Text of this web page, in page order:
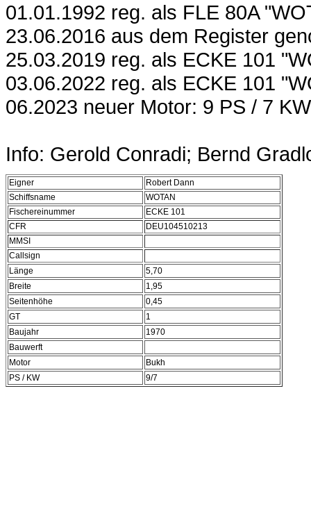
01.01.1992 reg. als FLE 80A
23.06.2016 aus dem Register
25.03.2019 reg. als ECKE 101
03.06.2022 reg. als ECKE 101
06.2023 neuer Motor: 9 PS / 7
Info: Gerold Conradi; Bernd
Eigner
Robert Dann
Schiffsname
WOTAN
Fischereinummer
ECKE 101
CFR
DEU104510213
MMSI
Callsign
Länge
5,70
Breite
1,95
Seitenhöhe
0,45
GT
1
Baujahr
1970
Bauwerft
Motor
Bukh
PS / KW
9/7